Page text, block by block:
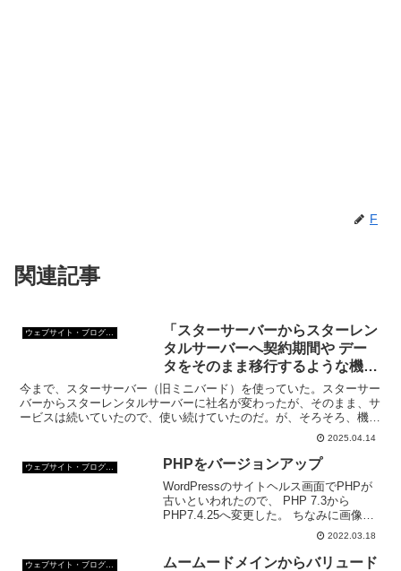
F
関連記事
ウェブサイト・ブログ作成
「スターサーバーからスターレン
タルサーバーへ契約期間や デー
タをそのまま移行するような機能
はご提供がございません」
今まで、スターサーバー（旧ミニバード）を使っていた。スターサー
バーからスターレンタルサーバーに社名が変わったが、そのまま、サ
ービスは続いていたので、使い続けていたのだ。が、そろそろ、機能
2025.04.14
PHPをバージョンアップ
WordPressのサイトヘルス画面でPHPが
古いといわれたので、 PHP 7.3から
PHP7.4.25へ変更した。 ちなみに画像
は、以前のバージョンアップの時のもの
だが、やり方は、以前にやったのと同じ
だ。
2022.03.18
ムームードメインからバリュード